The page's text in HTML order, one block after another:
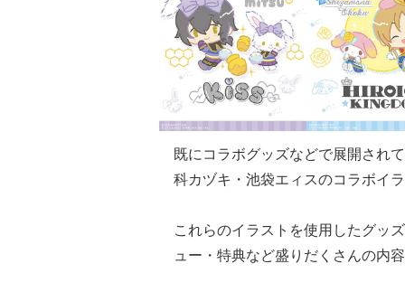
既にコラボグッズなどで展開され
科カヅキ・池袋エィスのコラボイ
これらのイラストを使用したグッ
ュー・特典など盛りだくさんの内